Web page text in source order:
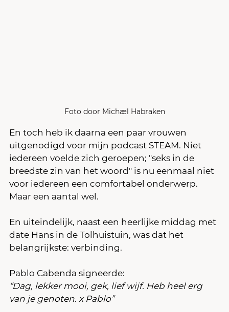
Foto door Michæl Habraken
En toch heb ik daarna een paar vrouwen
uitgenodigd voor mijn podcast STEAM. Niet
iedereen voelde zich geroepen; "seks in de
breedste zin van het woord" is nu eenmaal niet
voor iedereen een comfortabel onderwerp.
Maar een aantal wel.
En uiteindelijk, naast een heerlijke middag met
date Hans in de Tolhuistuin, was dat het
belangrijkste: verbinding.
Pablo Cabenda signeerde:
“Dag, lekker mooi, gek, lief wijf. Heb heel erg
van je genoten. x Pablo”